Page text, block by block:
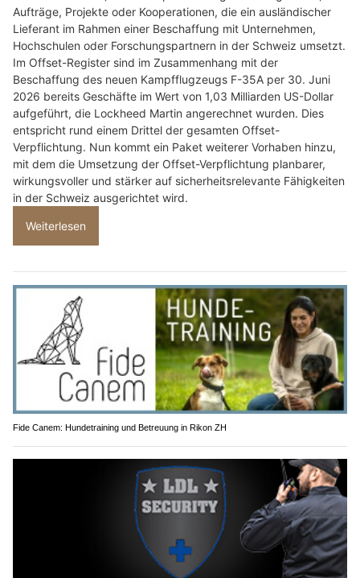
Aufträge, Projekte oder Kooperationen, die ein ausländischer
Lieferant im Rahmen einer Beschaffung mit Unternehmen,
Hochschulen oder Forschungspartnern in der Schweiz umsetzt.
Im Offset-Register sind im Zusammenhang mit der
Beschaffung des neuen Kampfflugzeugs F-35A per 30. Juni
2026 bereits Geschäfte im Wert von 1,03 Milliarden US-Dollar
aufgeführt, die Lockheed Martin angerechnet wurden. Dies
entspricht rund einem Drittel der gesamten Offset-
Verpflichtung. Nun kommt ein Paket weiterer Vorhaben hinzu,
mit dem die Umsetzung der Offset-Verpflichtung planbarer,
wirkungsvoller und stärker auf sicherheitsrelevante Fähigkeiten
in der Schweiz ausgerichtet wird.
Weiterlesen
Fide Canem: Hundetraining und Betreuung in Rikon ZH